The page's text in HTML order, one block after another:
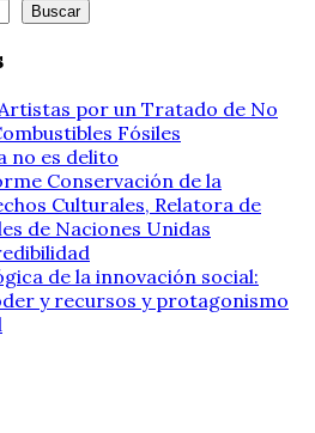
Buscar
por un Tratado de No
Fósiles
no es delito
Conservación de la
Culturales, Relatora de
de Naciones Unidas
de la innovación social:
y recursos y protagonismo